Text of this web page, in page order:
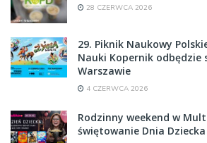
28 CZERWCA 2026
29. Piknik Naukowy
Nauki Kopernik odbędzie
Warszawie
4 CZERWCA 2026
Rodzinny weekend w
świętowanie Dnia Dziecka